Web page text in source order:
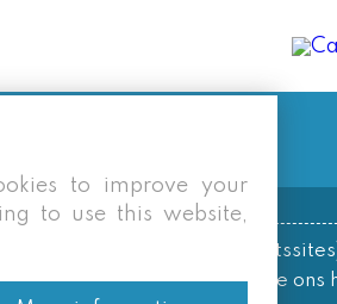
sites (google/
Desondanks behouden we
to improve your
to use this website,